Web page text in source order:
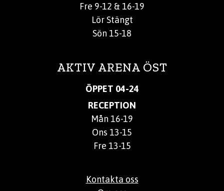
Fre 9-12 & 16-19
Lör Stängt
Sön 15-18
AKTIV ARENA ÖST
ÖPPET 04-24
RECEPTION
Mån 16-19
Ons 13-15
Fre 13-15
Kontakta oss